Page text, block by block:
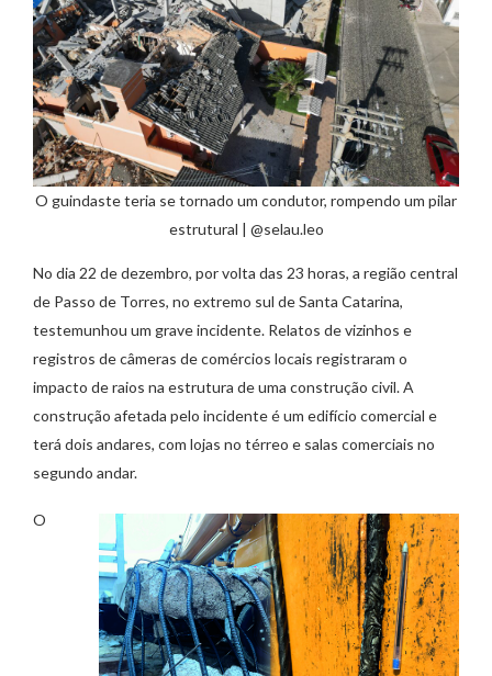
O guindaste teria se tornado um condutor, rompendo um pilar
estrutural | @selau.leo
No dia 22 de dezembro, por volta das 23 horas, a região central
de Passo de Torres, no extremo sul de Santa Catarina,
testemunhou um grave incidente. Relatos de vizinhos e
registros de câmeras de comércios locais registraram o
impacto de raios na estrutura de uma construção civil. A
construção afetada pelo incidente é um edifício comercial e
terá dois andares, com lojas no térreo e salas comerciais no
segundo andar.
O